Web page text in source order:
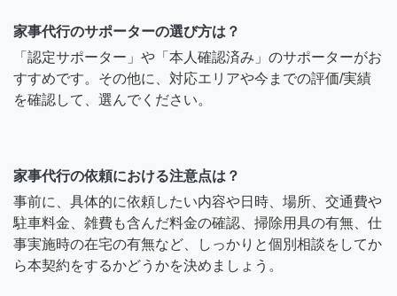
家事代行のサポーターの選び方は？
「認定サポーター」や「本人確認済み」のサポーターがお
すすめです。その他に、対応エリアや今までの評価/実績
を確認して、選んでください。
家事代行の依頼における注意点は？
事前に、具体的に依頼したい内容や日時、場所、交通費や
駐車料金、雑費も含んだ料金の確認、掃除用具の有無、仕
事実施時の在宅の有無など、しっかりと個別相談をしてか
ら本契約をするかどうかを決めましょう。